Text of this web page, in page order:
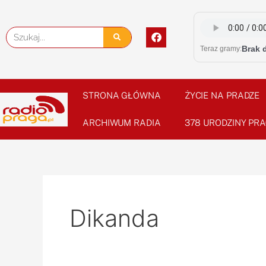
content
Szukaj
F
a
c
o
o
k
Teraz gramy:Brak
STRONA GŁÓWNA ŻYCIE NA PRADZE
ARCHIWUM RADIA 378 URODZINY
Dikanda